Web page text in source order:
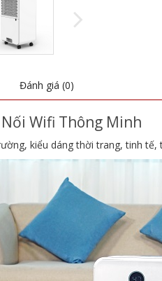
Đánh giá (0)
Wifi Thông Minh
kiểu dáng thời trang, tinh